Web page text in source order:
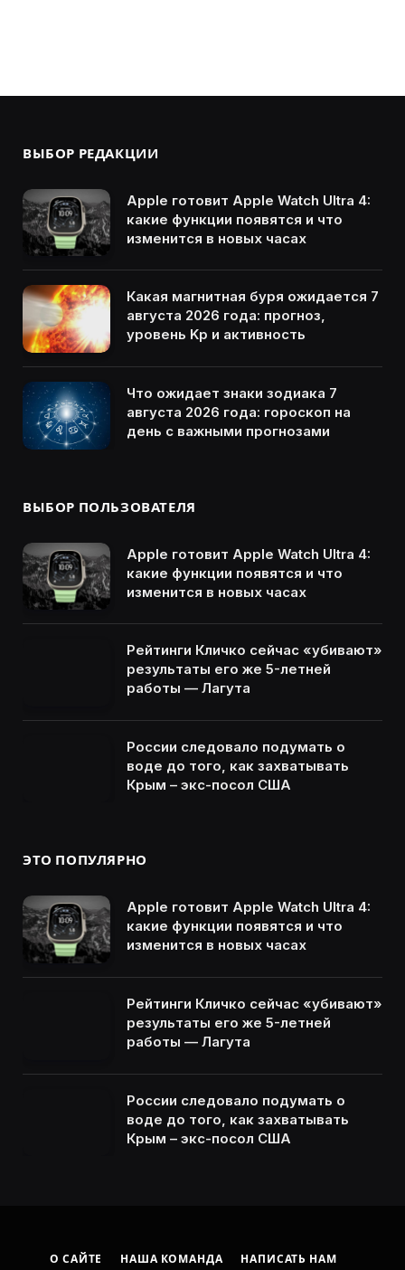
ВЫБОР РЕДАКЦИИ
Apple готовит Apple Watch Ultra 4:
какие функции появятся и что
изменится в новых часах
Какая магнитная буря ожидается 7
августа 2026 года: прогноз,
уровень Kp и активность
Что ожидает знаки зодиака 7
августа 2026 года: гороскоп на
день с важными прогнозами
ВЫБОР ПОЛЬЗОВАТЕЛЯ
Apple готовит Apple Watch Ultra 4:
какие функции появятся и что
изменится в новых часах
Рейтинги Кличко сейчас «убивают»
результаты его же 5-летней
работы — Лагута
России следовало подумать о
воде до того, как захватывать
Крым – экс-посол США
ЭТО ПОПУЛЯРНО
Apple готовит Apple Watch Ultra 4:
какие функции появятся и что
изменится в новых часах
Рейтинги Кличко сейчас «убивают»
результаты его же 5-летней
работы — Лагута
России следовало подумать о
воде до того, как захватывать
Крым – экс-посол США
О САЙТЕ НАША КОМАНДА НАПИСАТЬ НАМ